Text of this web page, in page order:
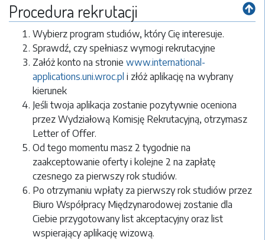
Procedura rekrutacji
Wybierz program studiów, który Cię interesuje.
Sprawdź, czy spełniasz wymogi rekrutacyjne
Załóż konto na stronie www.international-
applications.uni.wroc.pl i złóż aplikację na wybrany
kierunek
Jeśli twoja aplikacja zostanie pozytywnie oceniona
przez Wydziałową Komisję Rekrutacyjną, otrzymasz
Letter of Offer.
Od tego momentu masz 2 tygodnie na
zaakceptowanie oferty i kolejne 2 na zapłatę
czesnego za pierwszy rok studiów.
Po otrzymaniu wpłaty za pierwszy rok studiów przez
Biuro Współpracy Międzynarodowej zostanie dla
Ciebie przygotowany list akceptacyjny oraz list
wspierający aplikację wizową.